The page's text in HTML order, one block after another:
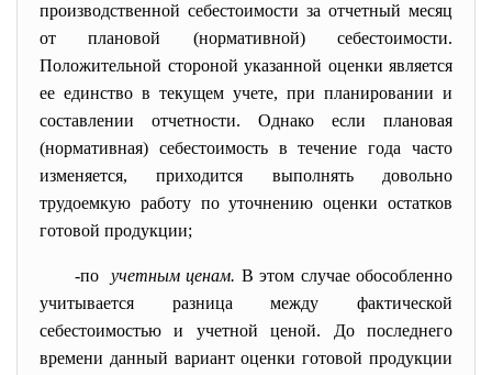
производственной себестоимости за отчетный месяц
от плановой (нормативной) себестоимости.
Положительной стороной указанной оценки является
ее единство в текущем учете, при планировании и
составлении отчетности. Однако если плановая
(нормативная) себестоимость в течение года часто
изменяется, приходится выполнять довольно
трудоемкую работу по уточнению оценки остатков
готовой продукции;
-по учетным ценам. В этом случае обособленно
учитывается разница между фактической
себестоимостью и учетной ценой. До последнего
времени данный вариант оценки готовой продукции